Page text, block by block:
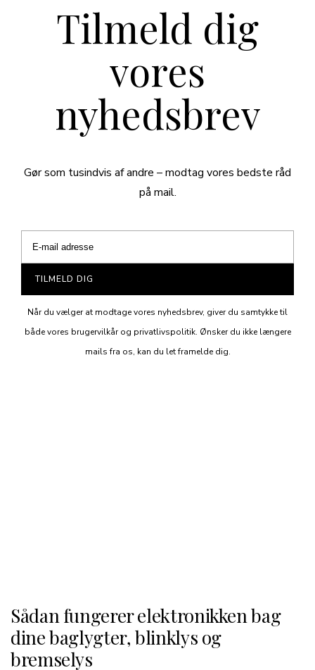
Tilmeld dig
vores
nyhedsbrev
Gør som tusindvis af andre – modtag vores bedste råd
på mail.
TILMELD DIG
Når du vælger at modtage vores nyhedsbrev, giver du samtykke til
både vores brugervilkår og privatlivspolitik. Ønsker du ikke længere
mails fra os, kan du let framelde dig.
Sådan fungerer elektronikken bag
dine baglygter, blinklys og
bremselys